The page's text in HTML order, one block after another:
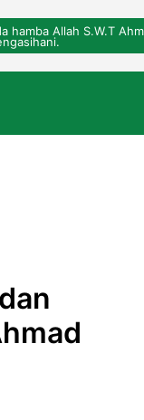
hamba Allah S.W.T